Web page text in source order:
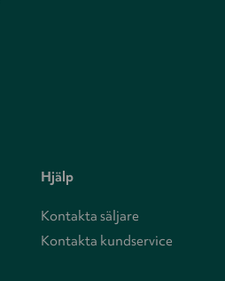
Hjälp
Kontakta säljare
Kontakta kundservice